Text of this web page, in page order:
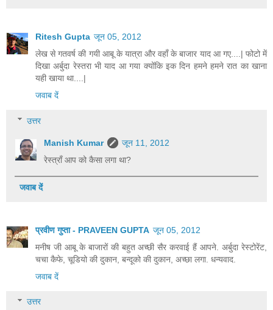
Ritesh Gupta जून 05, 2012
लेख से गतवर्ष की गयी आबू के यात्रा और वहाँ के बाजार याद आ गए....| फोटो में
दिखा अर्बुदा रेस्तरा भी याद आ गया क्योंकि इक दिन हमने हमने रात का खाना
यही खाया था....|
जवाब दें
उत्तर
Manish Kumar
जून 11, 2012
रेस्त्राँ आप को कैसा लगा था?
जवाब दें
प्रवीण गुप्ता - PRAVEEN GUPTA जून 05, 2012
मनीष जी आबू के बाजारों की बहुत अच्छी सैर करवाई हैं आपने. अर्बुदा रेस्टोरेंट,
चचा कैफे, चूडियो की दुकान, बन्दूको की दुकान, अच्छा लगा. धन्यवाद.
जवाब दें
उत्तर